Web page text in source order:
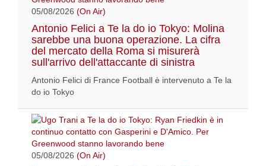
05/08/2026 (On Air)
Antonio Felici a Te la do io Tokyo: Molina
sarebbe una buona operazione. La cifra
del mercato della Roma si misurerà
sull'arrivo dell'attaccante di sinistra
Antonio Felici di France Football è intervenuto a Te la
do io Tokyo
05/08/2026 (On Air)